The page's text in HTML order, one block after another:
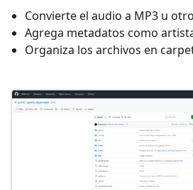
Convierte el audio a MP3 u
Agrega metadatos como
Organiza los archivos en